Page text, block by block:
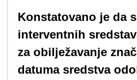
Konstatovano je da
interventnih
za obilježavanje
datuma sredstva